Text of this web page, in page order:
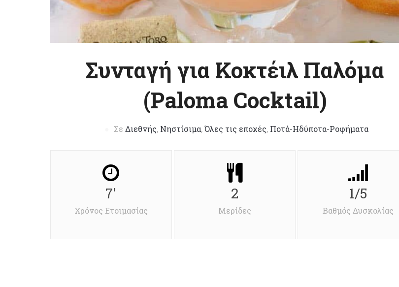
Συνταγή για Κοκτέιλ Παλόμα
(Paloma Cocktail)
Σε Διεθνής, Νηστίσιμα,Όλες τις εποχές, Ποτά-Ηδύποτα-Ροφήματα
7'
Χρόνος Ετοιμασίας
2
Μερίδες
1/5
Βαθμός Δυσκολίας